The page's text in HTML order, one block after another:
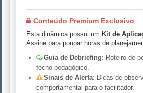
Conteúdo Premium Exclusivo
Esta dinâmica possui um Kit de
Assine para poupar horas de
Guia de Debriefing: Roteiro de
fecho pedagógico.
Sinais de Alerta: Dicas de
comportamental para o facilitador.